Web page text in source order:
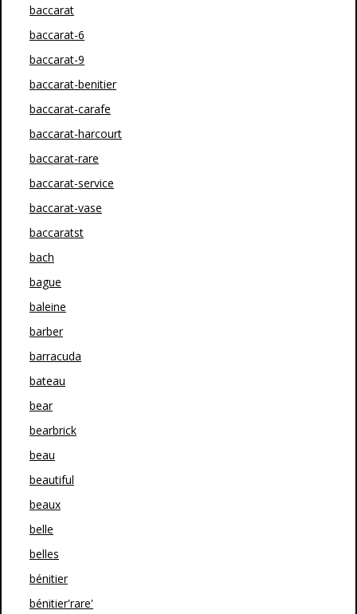
baccarat
baccarat-6
baccarat-9
baccarat-benitier
baccarat-carafe
baccarat-harcourt
baccarat-rare
baccarat-service
baccarat-vase
baccaratst
bach
bague
baleine
barber
barracuda
bateau
bear
bearbrick
beau
beautiful
beaux
belle
belles
bénitier
bénitier'rare'